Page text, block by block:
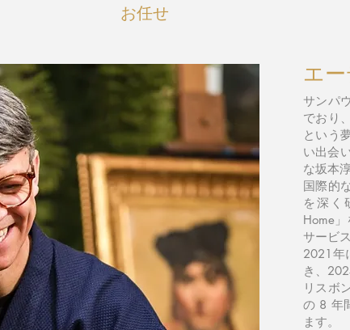
お任せ
エ
サンパ
でおり
という
い出会
な坂本
国際的
を深く
Home
サービ
2021年
き、
リスボ
の 8 年
ます。